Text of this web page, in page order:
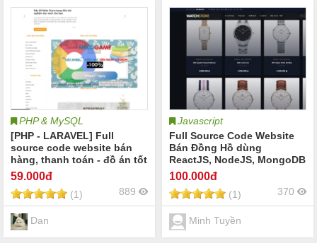
PHP & MySQL
[PHP - LARAVEL] Full
source code website bán
hàng, thanh toán - đồ án tốt
nghiệp
59.000đ
(1) 889
Dan
Javascript
Full Source Code Website
Bán Đồng Hồ dùng
ReactJS, NodeJS, MongoDB
100.000đ
(1) 370
Minh Tuyền